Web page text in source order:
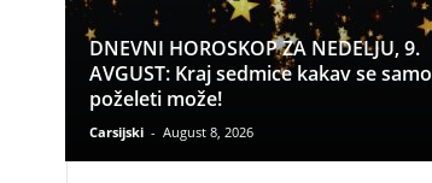
DNEVNI HOROSKOP ZA NEDELJU, 9.
AVGUST: Kraj sedmice kakav se samo
poželeti može!
Carsijski - August 8, 2026